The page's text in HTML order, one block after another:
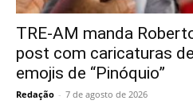
TRE-AM manda
post com caricaturas
emojis de “Pinóquio”
Redação - 7 de agosto de 2026